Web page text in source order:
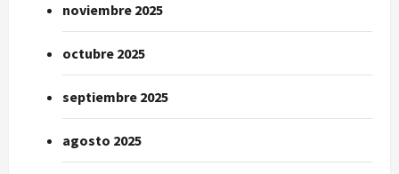
noviembre 2025
octubre 2025
septiembre 2025
agosto 2025